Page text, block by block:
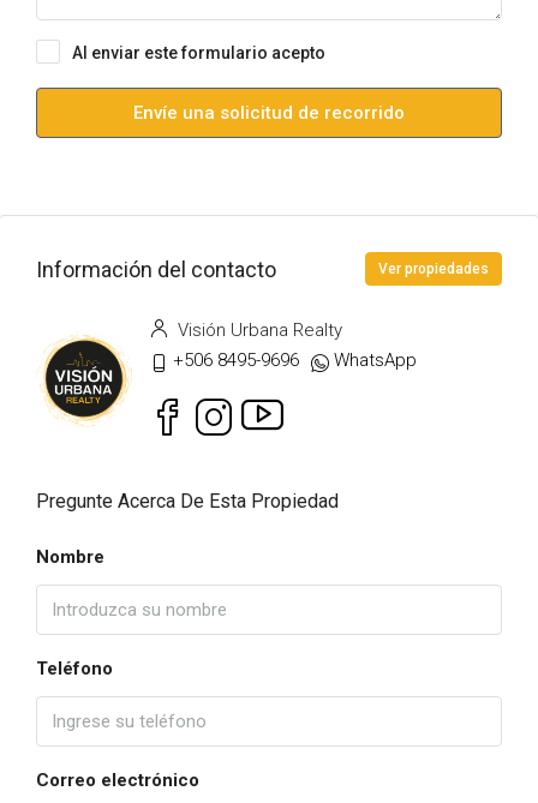
Al enviar este formulario acepto
Envíe una solicitud de recorrido
Información del contacto Ver propiedades
Visión Urbana Realty
+506 8495-9696
WhatsApp
Pregunte Acerca De Esta Propiedad
Nombre
Teléfono
Correo electrónico